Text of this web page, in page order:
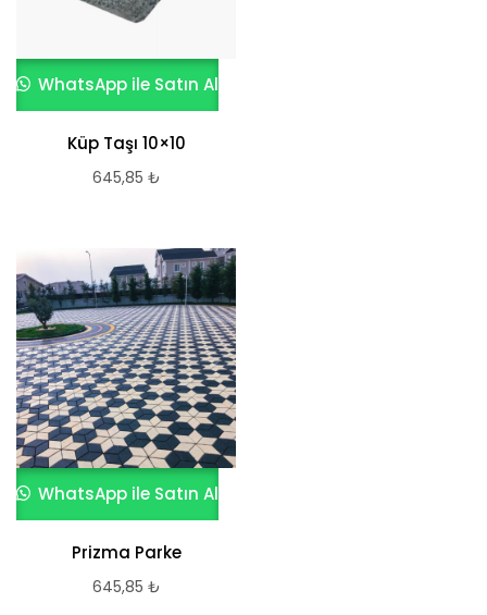
WhatsApp ile Satın Al
Küp Taşı 10×10
645,85 ₺
WhatsApp ile Satın Al
Prizma Parke
645,85 ₺